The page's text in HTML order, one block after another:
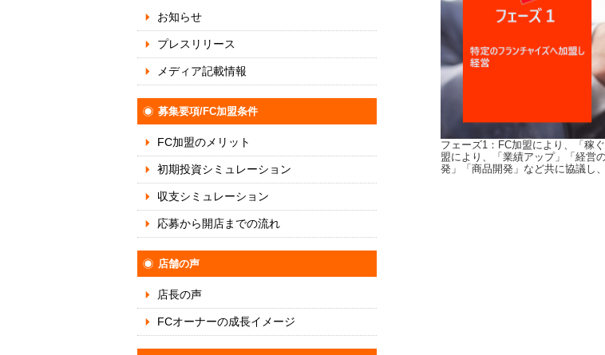
フェーズ1：FC加盟により、「稼
盟により、「業績アップ」「経営
発」「商品開発」など共に協議し
お知らせ
プレスリリース
メディア記載情報
募集要項/FC加盟条件
FC加盟のメリット
初期投資シミュレーション
収支シミュレーション
応募から開店までの流れ
店舗の声
店長の声
FCオーナーの成長イメージ